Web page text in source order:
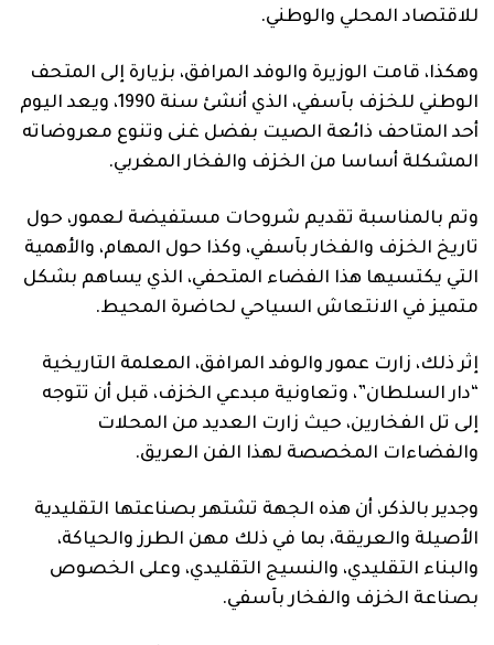
للاقتصاد المحلي والوطني.
وهكذا، قامت الوزيرة والوفد المرافق، بزيارة إلى المتحف
الوطني للخزف بآسفي، الذي أنشئ سنة 1990، ويعد اليوم
أحد المتاحف ذائعة الصيت بفضل غنى وتنوع معروضاته
المشكلة أساسا من الخزف والفخار المغربي.
وتم بالمناسبة تقديم شروحات مستفيضة لعمور، حول
تاريخ الخزف والفخار بآسفي، وكذا حول المهام، والأهمية
التي يكتسيها هذا الفضاء المتحفي، الذي يساهم بشكل
متميز في الانتعاش السياحي لحاضرة المحيط.
إثر ذلك، زارت عمور والوفد المرافق، المعلمة التاريخية
“دار السلطان”، وتعاونية مبدعي الخزف، قبل أن تتوجه
إلى تل الفخارين، حيث زارت العديد من المحلات
والفضاءات المخصصة لهذا الفن العريق.
وجدير بالذكر، أن هذه الجهة تشتهر بصناعتها التقليدية
الأصيلة والعريقة، بما في ذلك مهن الطرز والحياكة،
والبناء التقليدي، والنسيج التقليدي، وعلى الخصوص
بصناعة الخزف والفخار بآسفي.